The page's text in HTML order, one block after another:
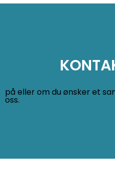
Er det
på eller om du ønsker et
oss.